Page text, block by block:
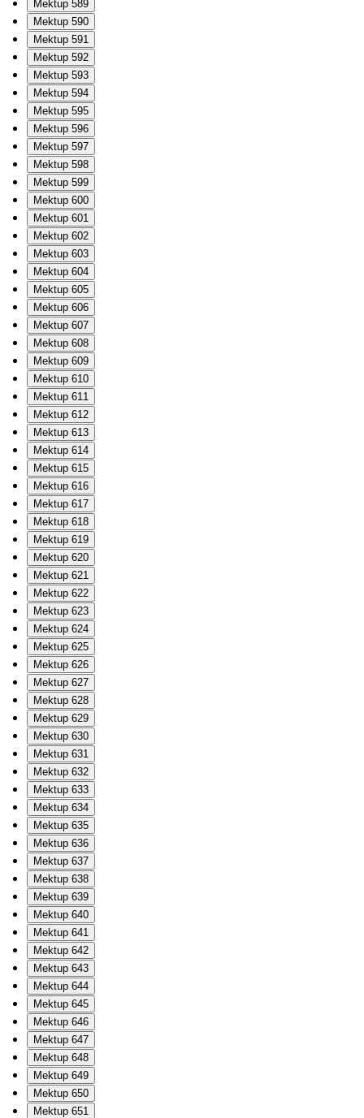
Mektup 589
Mektup 590
Mektup 591
Mektup 592
Mektup 593
Mektup 594
Mektup 595
Mektup 596
Mektup 597
Mektup 598
Mektup 599
Mektup 600
Mektup 601
Mektup 602
Mektup 603
Mektup 604
Mektup 605
Mektup 606
Mektup 607
Mektup 608
Mektup 609
Mektup 610
Mektup 611
Mektup 612
Mektup 613
Mektup 614
Mektup 615
Mektup 616
Mektup 617
Mektup 618
Mektup 619
Mektup 620
Mektup 621
Mektup 622
Mektup 623
Mektup 624
Mektup 625
Mektup 626
Mektup 627
Mektup 628
Mektup 629
Mektup 630
Mektup 631
Mektup 632
Mektup 633
Mektup 634
Mektup 635
Mektup 636
Mektup 637
Mektup 638
Mektup 639
Mektup 640
Mektup 641
Mektup 642
Mektup 643
Mektup 644
Mektup 645
Mektup 646
Mektup 647
Mektup 648
Mektup 649
Mektup 650
Mektup 651